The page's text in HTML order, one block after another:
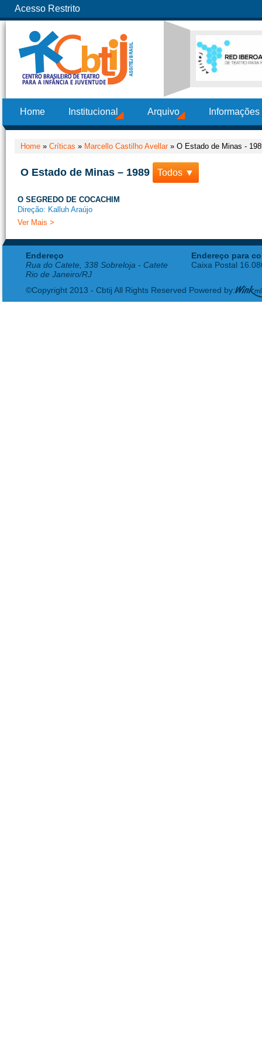
Acesso Restrito
Home Institucional Arquivo
Home » Críticas » Marcello Castilho Avellar» O Estado de Minas -
O Estado de Minas – 1989 Todos ▼
O SEGREDO DE COCACHIM
Direção: Kalluh Araújo
Ver Mais >
Endereço
Rua do Catete, 338 Sobreloja - Catete
Rio de Janeiro/RJ
Endereço para
Caixa Postal
©Copyright 2013 - Cbtij All Rights Reserved Powered by: